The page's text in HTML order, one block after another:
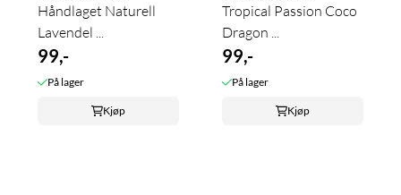
Håndlaget Naturell
Lavendel ...
99,-
På lager
Kjøp
Tropical Passion Coco
Dragon ...
99,-
På lager
Kjøp